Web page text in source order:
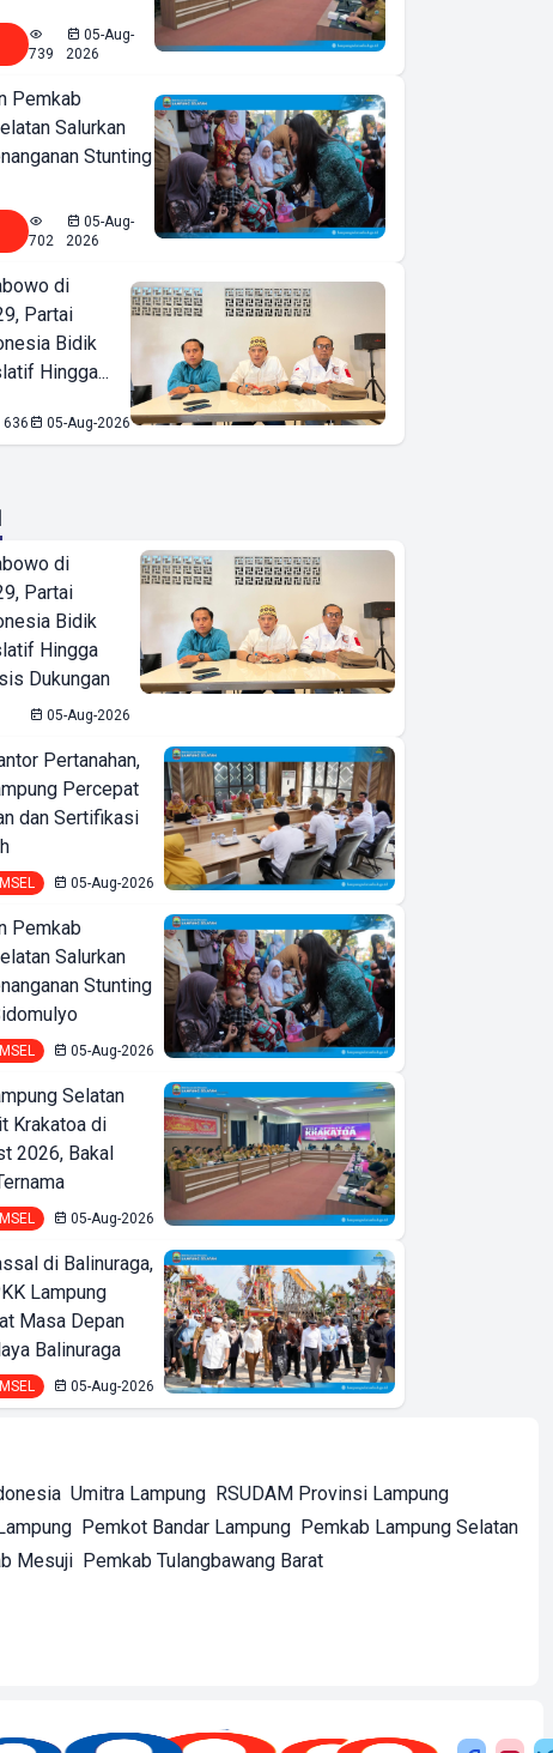
739
05-Aug-
2026
Pemkab
Salurkan
Stunting
702
05-Aug-
2026
di
Partai
Bidik
Hingga...
636 05-Aug-2026
di
Partai
Bidik
Hingga
Dukungan
05-Aug-2026
Pertanahan,
Percepat
dan Sertifikasi
05-Aug-2026
Pemkab
Salurkan
Stunting
05-Aug-2026
Selatan
Krakatoa di
2026, Bakal
05-Aug-2026
di Balinuraga,
Lampung
Masa Depan
Balinuraga
05-Aug-2026
Umitra Lampung RSUDAM Provinsi Lampung
Pemkot Bandar Lampung Pemkab Lampung Selatan
Mesuji Pemkab Tulangbawang Barat